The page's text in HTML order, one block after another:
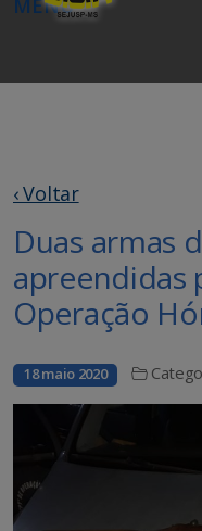
MENU
‹ Voltar
Duas armas
apreendidas
Operação
18 maio 2020